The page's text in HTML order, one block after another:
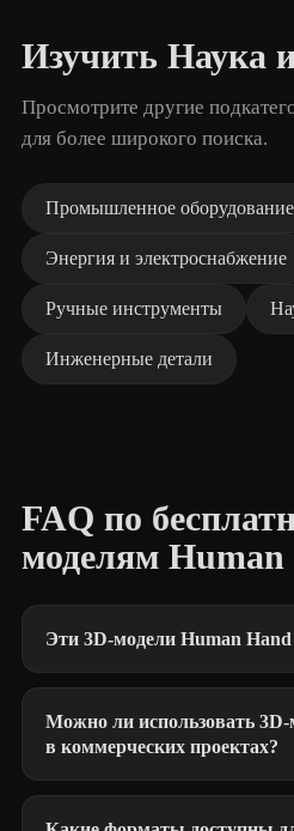
Изучить Наука
Просмотрите другие
для более широкого поиска.
Промышленное оборудование
Энергия и электроснабжение
Ручные инструменты
Инженерные детали
FAQ по
моделям
Эти 3D-модели Human Hand
Можно ли использовать
в коммерческих проектах?